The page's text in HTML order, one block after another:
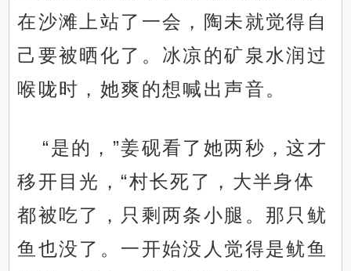
在沙滩上站了一会，陶未就觉得自
己要被晒化了。冰凉的矿泉水润过
喉咙时，她爽的想喊出声音。
“是的，”姜砚看了她两秒，这才
移开目光，“村长死了，大半身体
都被吃了，只剩两条小腿。那只鱿
鱼也没了。一开始没人觉得是鱿鱼